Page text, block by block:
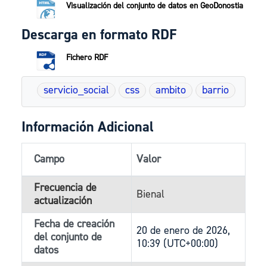
Visualización del conjunto de datos en GeoDonostia
Descarga en formato RDF
Fichero RDF
servicio_social css ambito barrio
Información Adicional
Campo Valor
Frecuencia de
actualización
Bienal
Fecha de creación
del conjunto de
datos
20 de enero de 2026,
10:39 (UTC+00:00)